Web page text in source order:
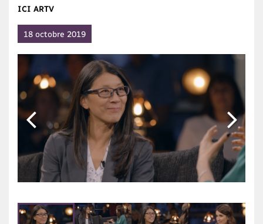
ICI ARTV
18 octobre 2019